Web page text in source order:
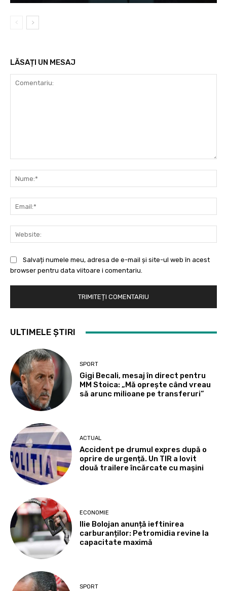
LĂSAȚI UN MESAJ
Salvați numele meu, adresa de e-mail și site-ul web în acest
browser pentru data viitoare i comentariu.
ULTIMELE ȘTIRI
SPORT
Gigi Becali, mesaj în direct pentru
MM Stoica: „Mă oprește când vreau
să arunc milioane pe transferuri”
ACTUAL
Accident pe drumul expres după o
oprire de urgență. Un TIR a lovit
două trailere încărcate cu mașini
ECONOMIE
Ilie Bolojan anunță ieftinirea
carburanților: Petromidia revine la
capacitate maximă
SPORT